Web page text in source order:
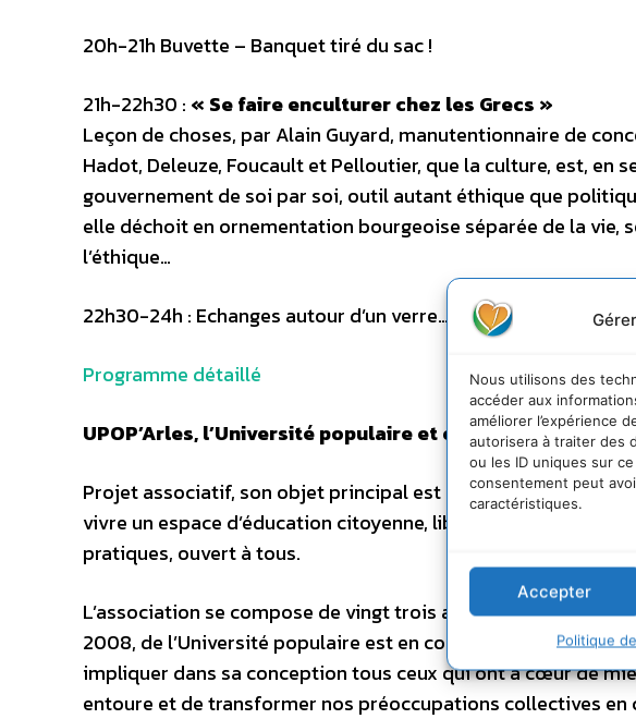
Nous utilisons des
accéder aux
améliorer l’expérience
autorisera à traiter des
ou les ID uniques sur
consentement peut
caractéristiques.
Accepter
Politique
20h-21h Buvette – Banquet tiré du sac !
21h-22h30 : « Se faire enculturer chez les Grecs »
Leçon de choses, par Alain Guyard, manutentionnaire de
Hadot, Deleuze, Foucault et Pelloutier, que la culture, est, en
gouvernement de soi par soi, outil autant éthique que
elle déchoit en ornementation bourgeoise séparée de la vie,
l’éthique…
22h30-24h : Echanges autour d’un verre… ou de plusieurs…
Programme détaillé
UPOP’Arles, l’Université populaire et citoyenne du Pays
Projet associatif, son objet principal est de démocratiser
vivre un espace d’éducation citoyenne, libre et gratuit, un
pratiques, ouvert à tous.
L’association se compose de vingt trois administrateurs et
2008, de l’Université populaire est en cours de constitution.
impliquer dans sa conception tous ceux qui ont à cœur de
entoure et de transformer nos préoccupations collectives